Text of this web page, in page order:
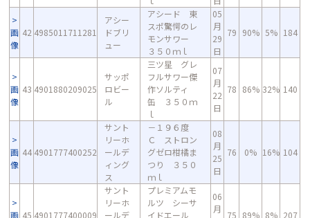
画
像
42 4985011711281
アシー
ドブリ
ュー
アシード 東
スポ驚愕のレ
モンサワー
３５０ｍｌ
05
月
29
日
79 90% 5% 184
画
像
43 4901880209025
サッポ
ロビー
ル
三ツ星 グレ
フルサワー傑
作ソルティ
缶 ３５０ｍ
ｌ
07
月
22
日
78 86% 32% 140
画
像
44 4901777400252
サント
リーホ
ールデ
ィング
ス
－１９６度
Ｃ ストロン
グゼロ柑橘ま
つり ３５０
ｍｌ
08
月
25
日
76 0% 16% 104
画 45 4901777400009
サント
リーホ
ールデ
プレミアムモ
ルツ シーサ
イドエール
06
月
75 89% 8% 207